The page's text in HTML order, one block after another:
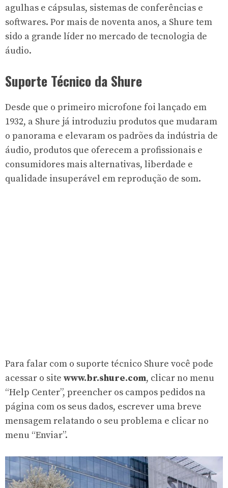
agulhas e cápsulas, sistemas de conferências e
softwares. Por mais de noventa anos, a Shure tem
sido a grande líder no mercado de tecnologia de
áudio.
Suporte Técnico da Shure
Desde que o primeiro microfone foi lançado em
1932, a Shure já introduziu produtos que mudaram
o panorama e elevaram os padrões da indústria de
áudio, produtos que oferecem a profissionais e
consumidores mais alternativas, liberdade e
qualidade insuperável em reprodução de som.
Para falar com o suporte técnico Shure você pode
acessar o site www.br.shure.com, clicar no menu
“Help Center”, preencher os campos pedidos na
página com os seus dados, escrever uma breve
mensagem relatando o seu problema e clicar no
menu “Enviar”.